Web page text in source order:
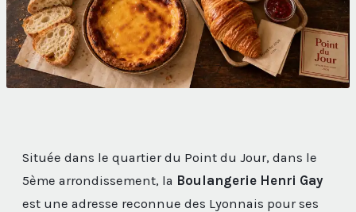
Située dans le quartier du Point du Jour, dans le
5ème arrondissement, la Boulangerie Henri Gay
est une adresse reconnue des Lyonnais pour ses